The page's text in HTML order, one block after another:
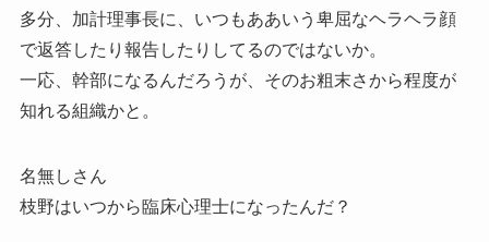
多分、加計理事長に、いつもああいう卑屈なヘラヘラ顔
で返答したり報告したりしてるのではないか。
一応、幹部になるんだろうが、そのお粗末さから程度が
知れる組織かと。
名無しさん
枝野はいつから臨床心理士になったんだ？